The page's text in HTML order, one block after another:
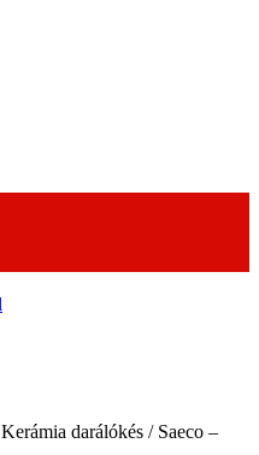
Kerámia darálókés / Saeco –